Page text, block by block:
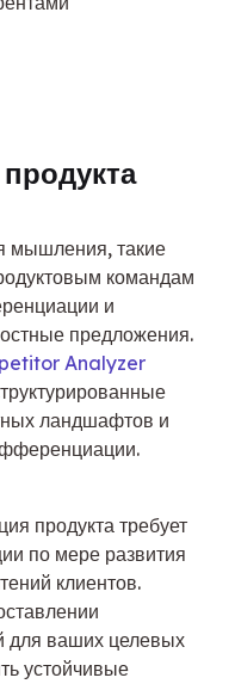
мышления, такие
командам
и
Analyzer
ландшафтов и
продукта требует
по мере развития
клиентов.
для ваших целевых
устойчивые